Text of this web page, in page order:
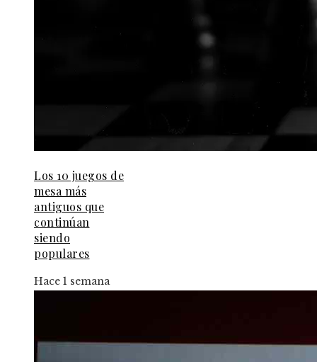
Los 10 juegos de
mesa más
antiguos que
continúan
siendo
populares
Hace 1 semana